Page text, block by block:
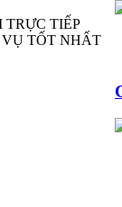
TIẾP
TỐT NHẤT